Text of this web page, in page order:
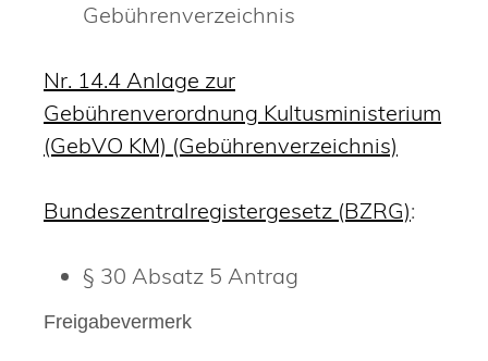
Gebührenverzeichnis
Nr. 14.4 Anlage zur
Gebührenverordnung Kultusministerium
(GebVO KM) (Gebührenverzeichnis)
Bundeszentralregistergesetz (BZRG):
§ 30 Absatz 5 Antrag
Freigabevermerk